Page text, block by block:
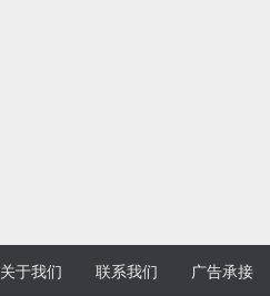
关于我们 联系我们 广告承接